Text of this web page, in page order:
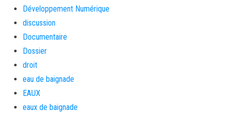
Développement Numérique
discussion
Documentaire
Dossier
droit
eau de baignade
EAUX
eaux de baignade